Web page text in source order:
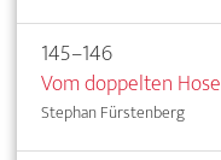
145–146
Vom doppelten
Stephan Fürstenberg